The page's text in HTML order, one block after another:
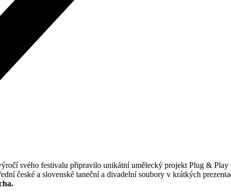
svého festivalu připravilo unikátní umělecký projekt Plug &
české a slovenské taneční a divadelní soubory v krátkých